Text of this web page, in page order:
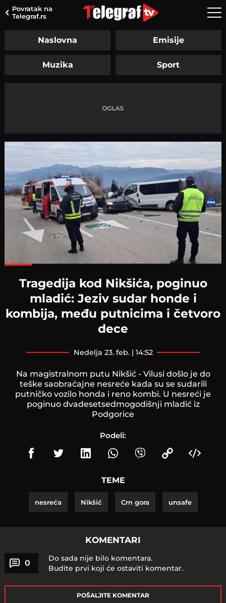
Povratak na
Telegraf.rs
Naslovna Emisije
Muzika Sport
Tragedija kod Nikšića, poginuo
mladić: Jeziv sudar honde i
kombija, među putnicima i četvoro
dece
nedelja 23. feb. | 14:52
Na magistralnom putu Nikšić - Vilusi došlo je do
teške saobraćajne nesreće kada su se sudarili
putničko vozilo honda i reno kombi. U nesreći je
poginuo dvadesetsedmogodišnji mladić iz
Podgorice
Podeli:
TEME
nesreća Nikšić Crn gora unsafe
KOMENTARI
0
Do sada nije bilo komentara.
Budite prvi koji će ostaviti komentar.
POŠALJITE KOMENTAR